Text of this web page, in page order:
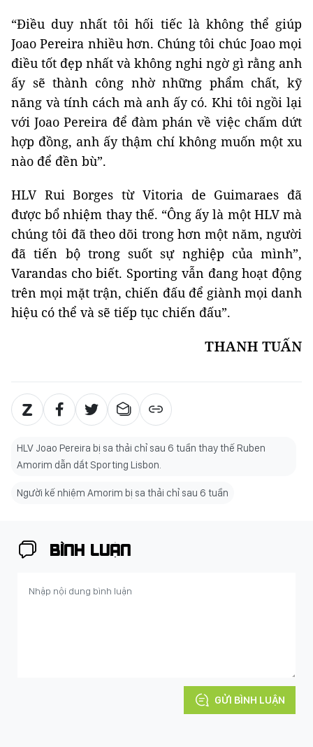
“Điều duy nhất tôi hối tiếc là không thể giúp
Joao Pereira nhiều hơn. Chúng tôi chúc Joao mọi
điều tốt đẹp nhất và không nghi ngờ gì rằng anh
ấy sẽ thành công nhờ những phẩm chất, kỹ
năng và tính cách mà anh ấy có. Khi tôi ngồi lại
với Joao Pereira để đàm phán về việc chấm dứt
hợp đồng, anh ấy thậm chí không muốn một xu
nào để đền bù”.
HLV Rui Borges từ Vitoria de Guimaraes đã
được bổ nhiệm thay thế. “Ông ấy là một HLV mà
chúng tôi đã theo dõi trong hơn một năm, người
đã tiến bộ trong suốt sự nghiệp của mình”,
Varandas cho biết. Sporting vẫn đang hoạt động
trên mọi mặt trận, chiến đấu để giành mọi danh
hiệu có thể và sẽ tiếp tục chiến đấu”.
THANH TUẤN
HLV Joao Pereira bị sa thải chỉ sau 6 tuần thay thế Ruben
Amorim dẫn dắt Sporting Lisbon.
Người kế nhiệm Amorim bị sa thải chỉ sau 6 tuần
BÌNH LUẬN
GỬI BÌNH LUẬN